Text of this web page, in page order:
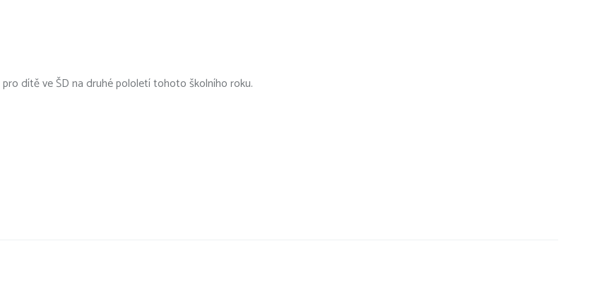
dítě ve ŠD na druhé pololetí tohoto školního roku.